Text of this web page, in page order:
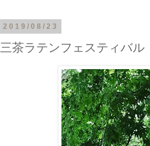
2019/08/23
三茶ラテンフェスティバル